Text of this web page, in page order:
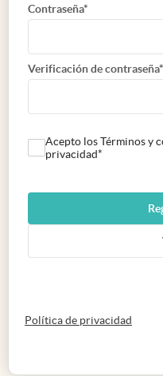
Contraseña*
Verificación de contraseña*
Acepto los Términos y
privacidad*
Política de privacidad abre